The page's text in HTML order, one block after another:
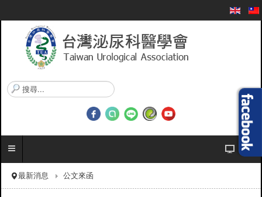
搜
尋
.
最新消息 公文來函